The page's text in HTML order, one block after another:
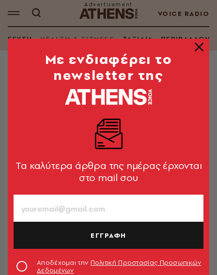
VOICE RADIO
ΓΕΥΣΗ HEALTH & FITNESS ΤΑΞΙΔΙΑ ΠΕΡΙΒΑΛΛΟΝ
HEALTH & FITNESS
Ψυχοκοινωνικές επιπτώσεις και
ανισότητες στην υποστήριξη
γυναικών με καρκίνο
Σύγχρονες προκλήσεις για μια πιο δίκαιη και ολιστική
Σοφία Νέτα
Mε ενδιαφέρει το
newsletter της
Tα καλύτερα άρθρα της ημέρας έρχονται
στο mail σου
ΕΓΓΡΑΦΗ
Αποδέχομαι την Πολιτική Προστασίας Προσωπικών
Δεδομένων